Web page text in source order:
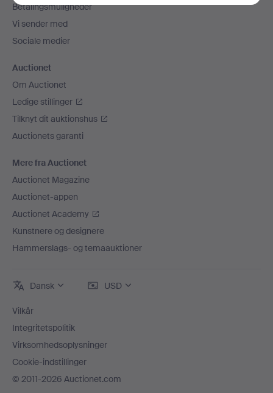
Betalingsmuligheder
Vi sender med
Sociale medier
Auctionet
Om Auctionet
Ledige stillinger
Tilknyt dit auktionshus
Auctionets garanti
Mere fra Auctionet
Auctionet Magazine
Auctionet-appen
Auctionet Academy
Kunstnere og designere
Hammerslags- og temaauktioner
Dansk USD
Vilkår
Integritetspolitik
Virksomhedsoplysninger
Cookie-indstillinger
© 2011-2026 Auctionet.com